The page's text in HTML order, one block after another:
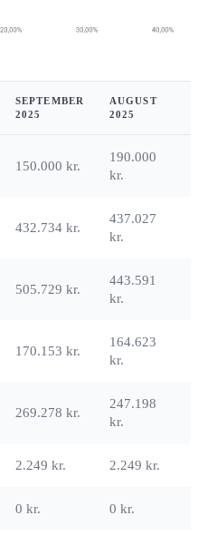
SEPTEMBER
2025
AUGUST
2025
150.000 kr.
190.000
kr.
432.734 kr.
437.027
kr.
505.729 kr.
443.591
kr.
170.153 kr.
164.623
kr.
269.278 kr.
247.198
kr.
2.249 kr. 2.249 kr.
0 kr. 0 kr.